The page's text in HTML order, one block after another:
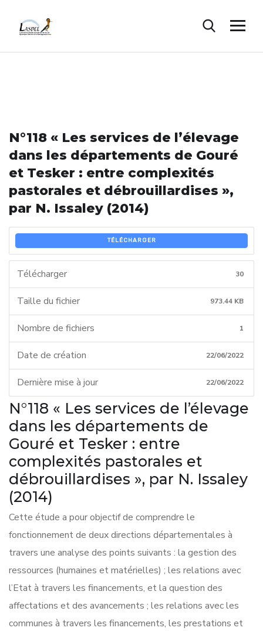
N°118 « Les services de l’élevage
dans les départements de Gouré
et Tesker : entre complexités
pastorales et débrouillardises »,
par N. Issaley (2014)
TÉLÉCHARGER
Télécharger 30
Taille du fichier 973.44 KB
Nombre de fichiers 1
Date de création 22/06/2022
Dernière mise à jour 22/06/2022
N°118 « Les services de l’élevage
dans les départements de
Gouré et Tesker : entre
complexités pastorales et
débrouillardises », par N. Issaley
(2014)
Cette étude a pour objectif de comprendre le
fonctionnement de deux directions départementales à
travers une analyse des points suivants : la gestion des
ressources (humaines et matérielles) ; les relations avec
l’Etat à travers les financements, et la question des
affectations et des avancements ; les relations avec les
communes à travers les financements, les prestations et